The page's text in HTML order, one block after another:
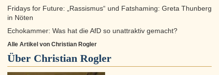
Fridays for Future: „Rassismus“ und Fatshaming: Greta Thunberg
in Nöten
Echokammer: Was hat die AfD so unattraktiv gemacht?
Alle Artikel von Christian Rogler
Über Christian Rogler